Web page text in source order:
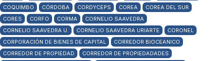
COQUIMBO
CÓRDOBA CORDYCEPS COREA
COREA DEL SUR
CORES
CORFO CORMA
CORNELIO SAAVEDRA
CORNELIO SAAVEDRA U.
CORNELIO SAAVEDRA URIARTE
CORONEL
CORPORACIÓN DE BIENES DE CAPITAL
CORREDOR BIOCEANICO
CORREDOR DE PROPIEDAD
CORREDOR DE PROPIEDADADES